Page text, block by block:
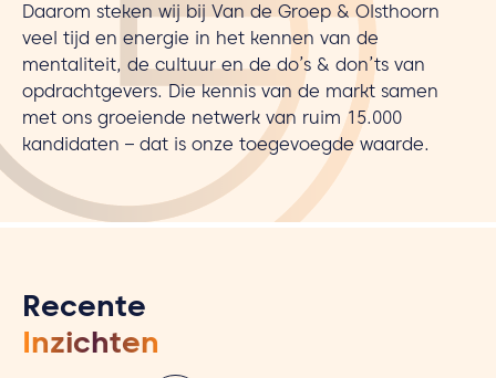
Daarom steken wij bij Van de Groep & Olsthoorn
veel tijd en energie in het kennen van de
mentaliteit, de cultuur en de do’s & don’ts van
opdrachtgevers. Die kennis van de markt samen
met ons groeiende netwerk van ruim 15.000
kandidaten – dat is onze toegevoegde waarde.
Recente
Inzichten